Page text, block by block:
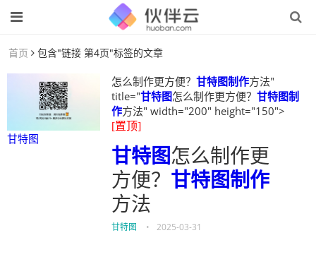
首页 包含"链接 第4页"标签的文章
甘特图
怎么制作更方便？ 甘特图制作方法"
title="甘特图怎么制作更方便？ 甘特图制
作方法" width="200" height="150">
[置顶]
甘特图怎么制作更
方便？ 甘特图制作
方法
甘特图 • 2025-03-31